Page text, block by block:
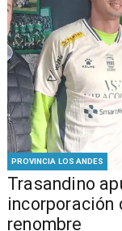
PROVINCIA LOS ANDES
Trasandino
incorporación
renombre